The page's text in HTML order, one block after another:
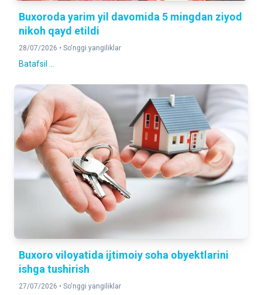
Buxoroda yarim yil davomida 5 mingdan ziyod
nikoh qayd etildi
28/07/2026 • So'nggi yangiliklar
Batafsil ...
Buxoro viloyatida ijtimoiy soha obyektlarini
ishga tushirish
27/07/2026 • So'nggi yangiliklar